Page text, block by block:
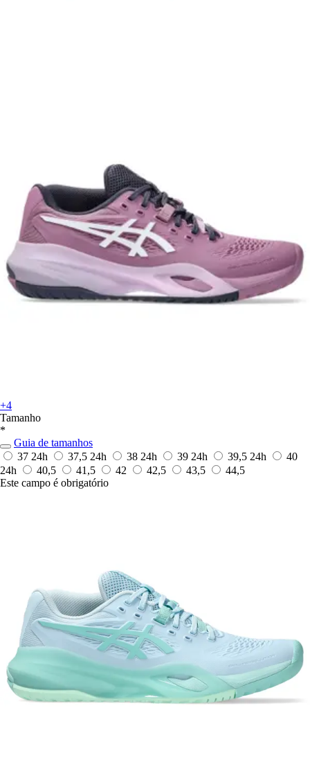
+4
Tamanho
*
Guia de tamanhos
37 24h 37,5 24h 38 24h 39 24h 39,5 24h
40
24h
40,5 41,5 42 42,5 43,5
44,5
Este campo é obrigatório